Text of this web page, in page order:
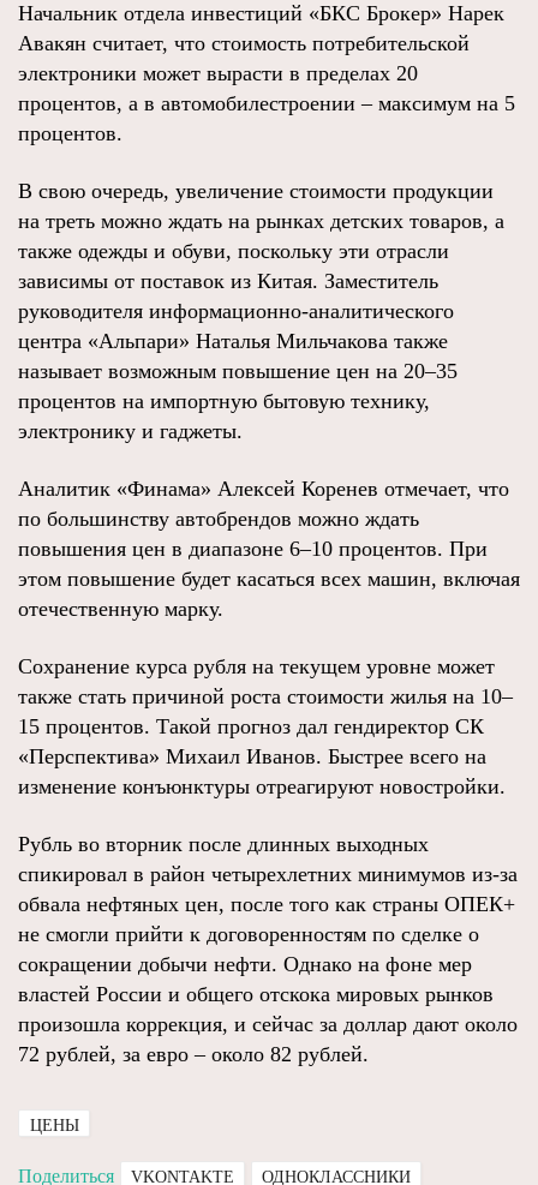
Начальник отдела инвестиций «БКС Брокер» Нарек
Авакян считает, что стоимость потребительской
электроники может вырасти в пределах 20
процентов, а в автомобилестроении – максимум на 5
процентов.
В свою очередь, увеличение стоимости продукции
на треть можно ждать на рынках детских товаров, а
также одежды и обуви, поскольку эти отрасли
зависимы от поставок из Китая. Заместитель
руководителя информационно-аналитического
центра «Альпари» Наталья Мильчакова также
называет возможным повышение цен на 20–35
процентов на импортную бытовую технику,
электронику и гаджеты.
Аналитик «Финама» Алексей Коренев отмечает, что
по большинству автобрендов можно ждать
повышения цен в диапазоне 6–10 процентов. При
этом повышение будет касаться всех машин, включая
отечественную марку.
Сохранение курса рубля на текущем уровне может
также стать причиной роста стоимости жилья на 10–
15 процентов. Такой прогноз дал гендиректор СК
«Перспектива» Михаил Иванов. Быстрее всего на
изменение конъюнктуры отреагируют новостройки.
Рубль во вторник после длинных выходных
спикировал в район четырехлетних минимумов из-за
обвала нефтяных цен, после того как страны ОПЕК+
не смогли прийти к договоренностям по сделке о
сокращении добычи нефти. Однако на фоне мер
властей России и общего отскока мировых рынков
произошла коррекция, и сейчас за доллар дают около
72 рублей, за евро – около 82 рублей.
ЦЕНЫ
Поделиться VKONTAKTE ОДНОКЛАССНИКИ